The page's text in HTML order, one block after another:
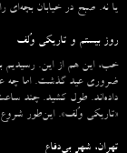
یا نه. صبح در خیابان
روز بیستم و تاریکی وُلف
خب، این هم از این.
ضروری عید گذشت. اما چه
داده‌اند. طول کشید. چند
«تاریکی وُلف». این‌طور
تهران، شهرِ بی‌دفاع